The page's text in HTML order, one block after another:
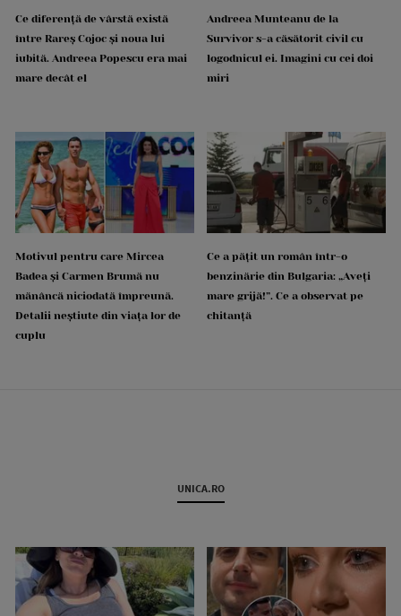
Ce diferență de vârstă există
între Rareș Cojoc și noua lui
iubită. Andreea Popescu era mai
mare decât el
Andreea Munteanu de la
Survivor s-a căsătorit civil cu
logodnicul ei. Imagini cu cei doi
miri
Motivul pentru care Mircea
Badea și Carmen Brumă nu
mănâncă niciodată împreună.
Detalii neștiute din viața lor de
cuplu
Ce a pățit un român într-o
benzinărie din Bulgaria: „Aveți
mare grijă!”. Ce a observat pe
chitanță
UNICA.RO